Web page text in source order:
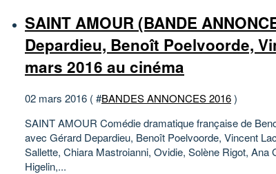
SAINT AMOUR (BANDE
Depardieu, Benoît Poelvoorde,
mars 2016 au cinéma
02 mars 2016 ( #BANDES ANNONCES 2016)
SAINT AMOUR Comédie dramatique française de
avec Gérard Depardieu, Benoît Poelvoorde, Vincent
Sallette, Chiara Mastroianni, Ovidie, Solène Rigot, Ana
Higelin,...